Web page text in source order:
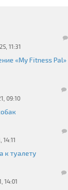
11:31
«My Fitness Pal»
09:10
14:11
к туалету
14:01